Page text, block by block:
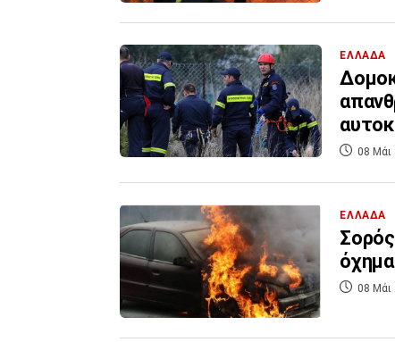
ΕΛΛΑΔΑ
08 Μάι
ΕΛΛΑΔΑ
08 Μάι